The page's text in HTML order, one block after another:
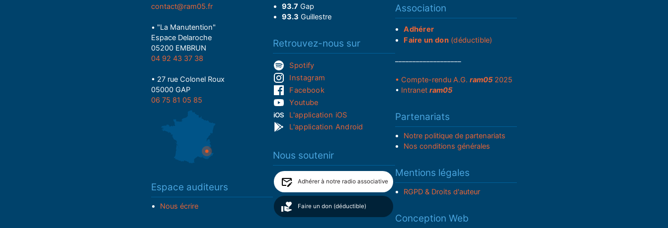
contact@ram05.fr
• "La Manutention"
Espace Delaroche
05200 EMBRUN
04 92 43 37 38
• 27 rue Colonel Roux
05000 GAP
06 75 81 05 85
Espace auditeurs
Nous écrire
93.7 Gap
93.3 Guillestre
Retrouvez-nous sur
Spotify
Instagram
Facebook
Youtube
L'application iOS
L'application Android
Nous soutenir
Adhérer à notre radio associative
Faire un don (déductible)
Association
Adhérer
Faire un don(déductible)
• Compte-rendu A.G. ram052025
• Intranet ram05
Partenariats
Notre politique de partenariats
Nos conditions générales
Mentions légales
RGPD & Droits d'auteur
Conception Web